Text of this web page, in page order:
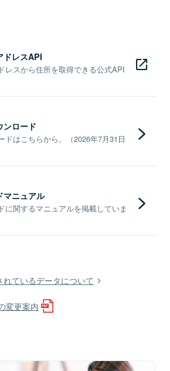
ドレスAPI
レスから住所を取得できる公式API
ンロード
ドはこちらから。（2026年7月31日
マニュアル
に関するマニュアルを掲載していま
ているデータについて
変更案内